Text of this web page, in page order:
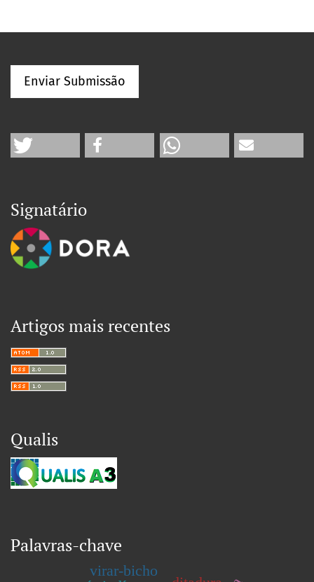
Enviar Submissão
Signatário
Artigos mais recentes
Qualis
Palavras-chave
virar-bicho